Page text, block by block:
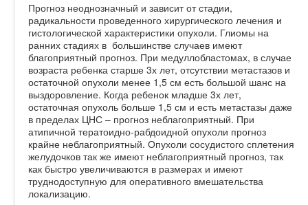
Прогноз неоднозначный и зависит от стадии,
радикальности проведенного хирургического лечения и
гистологической характеристики опухоли. Глиомы на
ранних стадиях в большинстве случаев имеют
благоприятный прогноз. При медуллобластомах, в случае
возраста ребенка старше 3х лет, отсутствии метастазов и
остаточной опухоли менее 1,5 см есть большой шанс на
выздоровление. Когда ребенок младше 3х лет,
остаточная опухоль больше 1,5 см и есть метастазы даже
в пределах ЦНС – прогноз неблагоприятный. При
атипичной тератоидно-рабдоидной опухоли прогноз
крайне неблагоприятный. Опухоли сосудистого сплетения
желудочков так же имеют неблагоприятный прогноз, так
как быстро увеличиваются в размерах и имеют
труднодоступную для оперативного вмешательства
локализацию.